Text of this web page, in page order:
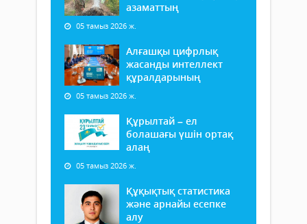
азаматтың
05 тамыз 2026 ж.
Алғашқы цифрлық
жасанды интеллект
құралдарының
05 тамыз 2026 ж.
Құрылтай – ел
болашағы үшін ортақ
алаң
05 тамыз 2026 ж.
Құқықтық статистика
және арнайы есепке
алу